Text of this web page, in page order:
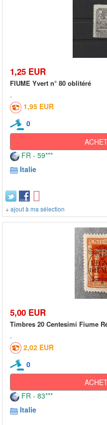
1,25 EUR
FIUME Yvert n° 80 oblitéré
1,95 EUR
0
FR - 59***
Italie
+ ajout à ma sélection
5,00 EUR
Timbres 20 Centesimi Fiume
2,02 EUR
0
FR - 83***
Italie